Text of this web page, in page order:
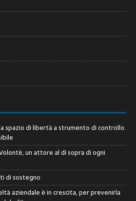
spazio di libertà a strumento di controllo.
un attore al di sopra di ogni
di sostegno
aziendale è in crescita, per prevenirla